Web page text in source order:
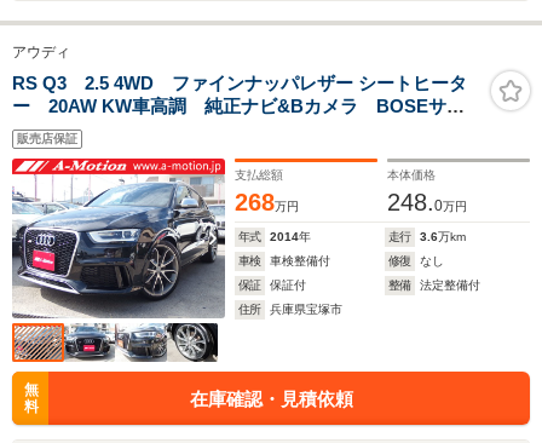
アウディ
RS Q3 2.5 4WD ファインナッパレザー シートヒータ
ー 20AW KW車高調 純正ナビ&Bカメラ BOSEサウ
ンド アシスタンスPKG
販売店保証
支払総額
268万円
本体価格
248.0万円
年式 2014年 走行 3.6万km
車検
車検整備付 修復
なし
保証
保証付 整備
法定整備付
住所
兵庫県宝塚市
無
料
在庫確認・見積依頼